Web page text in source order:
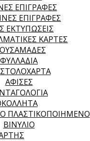
ΕΠΙΓΡΑΦΕΣ
ΕΠΙΓΡΑΦΕΣ
ΕΚΤΥΠΩΣΕΙΣ
ΚΑΡΤΕΣ
ΦΥΛΛΑΔΙΑ
ΑΦΙΣΕΣ
ΠΛΑΣΤΙΚΟΠΟΙΗΜΕΝΟ
ΒΙΝΥΛΙΟ